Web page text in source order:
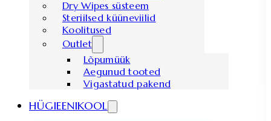
Dry Wipes süsteem
Steriilsed küüneviilid
Koolitused
Outlet
Lõpumüük
Aegunud tooted
Vigastatud pakend
HÜGIEENIKOOL